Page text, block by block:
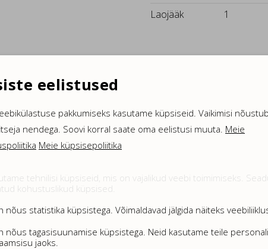
Laojääk
1
eelistused
pakkumiseks kasutame küpsiseid. Vaikimisi
nendega. Soovi korral saate oma eelistusi muuta. Meie
Meie küpsisepoliitika
tehnilisi küpsiseid, mis on vajalikud veebi toimimiseks.
kohustuslikud küpsised.
nõus statistika küpsistega. Võimaldavad jälgida näiteks
nõus tagasisuunamise küpsistega. Neid kasutame teile
jaoks.